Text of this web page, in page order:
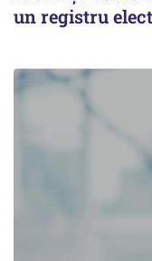
un registru